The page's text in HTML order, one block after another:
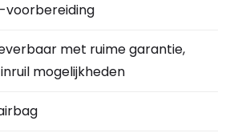
voorbereiding
met ruime garantie,
mogelijkheden